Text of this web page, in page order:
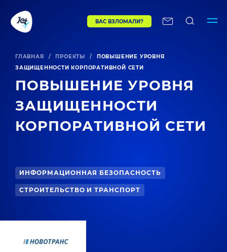
ВАС ВЗЛОМАЛИ?
ГЛАВНАЯ / ПРОЕКТЫ /
ПОВЫШЕНИЕ УРОВНЯ
ЗАЩИЩЕННОСТИ КОРПОРАТИВНОЙ СЕТИ
ПОВЫШЕНИЕ УРОВНЯ
ЗАЩИЩЕННОСТИ
КОРПОРАТИВНОЙ СЕТИ
ИНФОРМАЦИОННАЯ БЕЗОПАСНОСТЬ
СТРОИТЕЛЬСТВО И ТРАНСПОРТ